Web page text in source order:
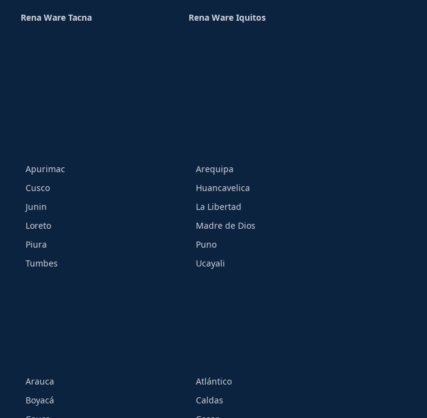
Rena Ware Tacna Rena Ware Iquitos
Apurimac
Arequipa
Cusco
Huancavelica
Junin
La Libertad
Loreto
Madre de Dios
Piura
Puno
Tumbes Ucayali
Arauca
Atlántico
Boyacá
Caldas